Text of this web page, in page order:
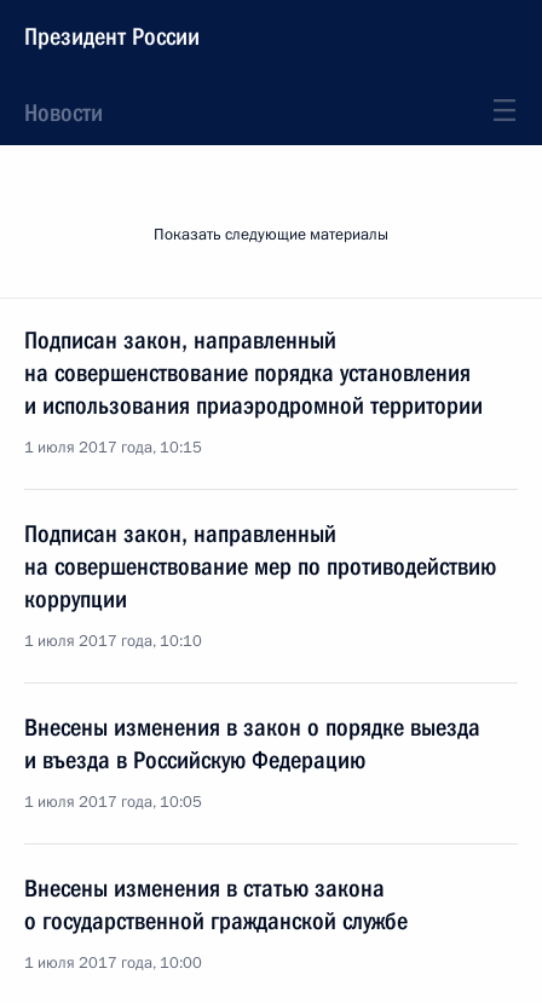
Президент России
Новости
Показать следующие материалы
Подписан закон, направленный
на совершенствование порядка установления
и использования приаэродромной территории
1 июля 2017 года, 10:15
Подписан закон, направленный
на совершенствование мер по противодействию
коррупции
1 июля 2017 года, 10:10
Внесены изменения в закон о порядке выезда
и въезда в Российскую Федерацию
1 июля 2017 года, 10:05
Внесены изменения в статью закона
о государственной гражданской службе
1 июля 2017 года, 10:00